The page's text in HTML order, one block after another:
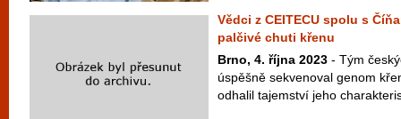
Vědci z CEITECU spolu s
palčivé chuti křenu
Brno, 4. října 2023 - Tým
úspěšně sekvenoval genom
odhalil tajemství jeho